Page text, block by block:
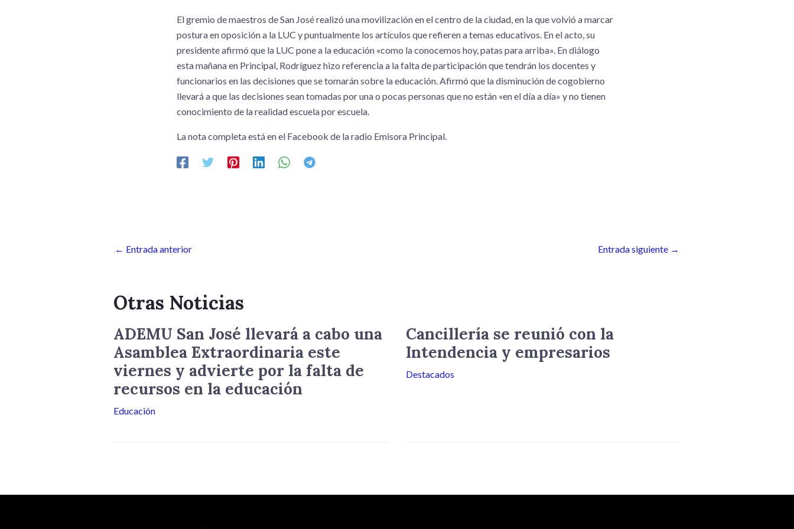
El gremio de maestros de San José realizó una movilización en el centro de la ciudad, en la que volvió a marcar
postura en oposición a la LUC y puntualmente los artículos que refieren a temas educativos. En el acto, su
presidente afirmó que la LUC pone a la educación «como la conocemos hoy, patas para arriba». En diálogo
esta mañana en Principal, Rodríguez hizo referencia a la falta de participación que tendrán los docentes y
funcionarios en las decisiones que se tomarán sobre la educación. Afirmó que la disminución de cogobierno
llevará a que las decisiones sean tomadas por una o pocas personas que no están «en el día a día» y no tienen
conocimiento de la realidad escuela por escuela.
La nota completa está en el Facebook de la radio Emisora Principal.
← Entrada anterior Entrada siguiente →
Otras Noticias
ADEMU San José llevará a cabo una
Asamblea Extraordinaria este
viernes y advierte por la falta de
recursos en la educación
Educación
Cancillería se reunió con la
Intendencia y empresarios
Destacados